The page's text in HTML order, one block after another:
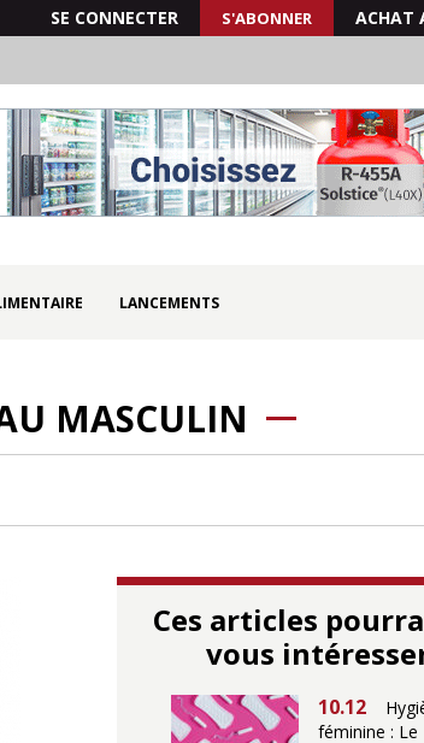
SE CONNECTER S'ABONNER ACHAT
LANCEMENTS
MASCULIN
Ces articles
vous
10.12
féminine : Le